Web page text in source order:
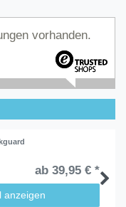
vorhanden.
ab 39,95 € *
anzeigen